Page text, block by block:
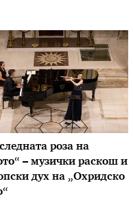
роза на
– музички раскош и
дух на „Охридско